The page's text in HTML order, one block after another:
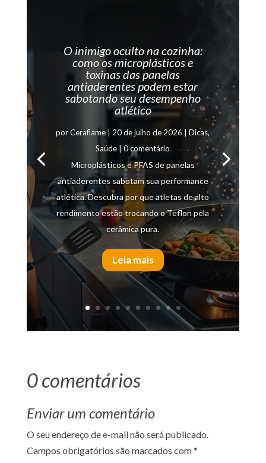
O inimigo oculto na cozinha:
como os microplásticos e
toxinas das panelas
antiaderentes podem estar
sabotando seu desempenho
atlético
porCeraflame 20 de julho de 2026 |Dicas,
Saúde | 0 comentário
Microplásticos e PFAS de panelas
antiaderentes sabotam sua performance
atlética. Descubra por que atletas de alto
rendimento estão trocando o Teflon pela
cerâmica pura.
Leia mais
0 comentários
Enviar um comentário
O seu endereço de e-mail não será publicado.
Campos obrigatórios são marcados com*